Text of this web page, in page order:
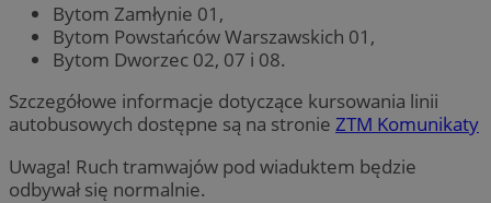
Bytom Zamłynie 01,
Bytom Powstańców Warszawskich 01,
Bytom Dworzec 02, 07 i 08.
Szczegółowe informacje dotyczące kursowania linii
autobusowych dostępne są na stronie ZTM Komunikaty
Uwaga! Ruch tramwajów pod wiaduktem będzie
odbywał się normalnie.